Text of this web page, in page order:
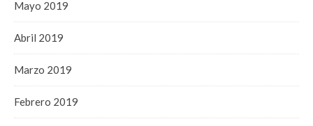
Mayo 2019
Abril 2019
Marzo 2019
Febrero 2019